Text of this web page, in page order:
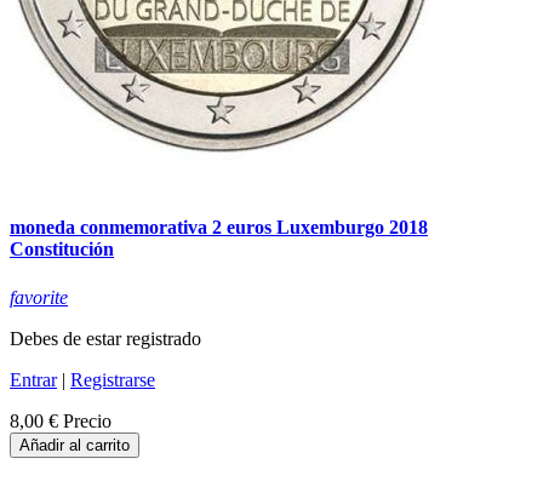
moneda conmemorativa 2 euros Luxemburgo 2018
Constitución
favorite
Debes de estar registrado
Entrar| Registrarse
8,00 € Precio
Añadir al carrito